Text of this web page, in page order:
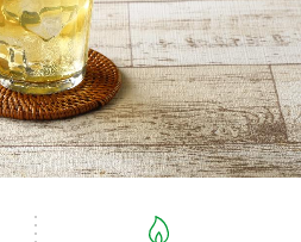
鍋用調味料
たれ